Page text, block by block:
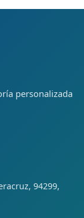
personalizada
94299,